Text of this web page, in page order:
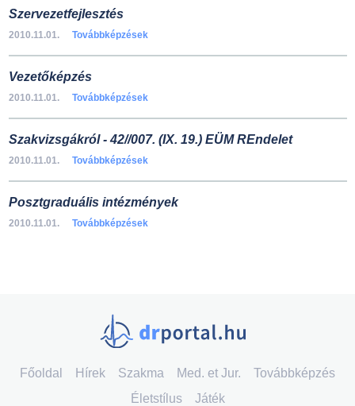
Szervezetfejlesztés
2010.11.01. Továbbképzések
Vezetőképzés
2010.11.01. Továbbképzések
Szakvizsgákról - 42//007. (IX. 19.) EÜM REndelet
2010.11.01. Továbbképzések
Posztgraduális intézmények
2010.11.01. Továbbképzések
Főoldal Hírek Szakma Med. et Jur.
Továbbképzés
Életstílus
Játék